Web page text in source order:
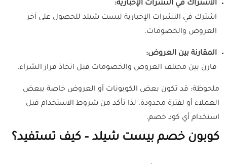
الاشتراك في النشرات الإخبارية:
اشترك في النشرات الإخبارية لبست شيلد للحصول على آخر
العروض والخصومات.
المقارنة بين العروض:
قارن بين مختلف العروض والخصومات قبل اتخاذ قرار الشراء.
ملحوظة: قد تكون بعض الكوبونات أو العروض خاصة ببعض
العملاء أو لفترة محدودة، لذا تأكد من شروط الاستخدام قبل
استخدام أي كود خصم.
كوبون خصم بيست شيلد – كيف تستفيد؟